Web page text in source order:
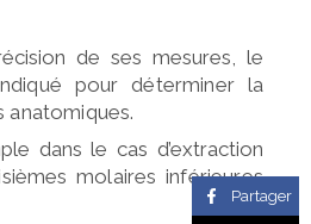
de ses mesures, le
pour déterminer la
anatomiques.
dans le cas d’extraction
molaires inférieures
Partager